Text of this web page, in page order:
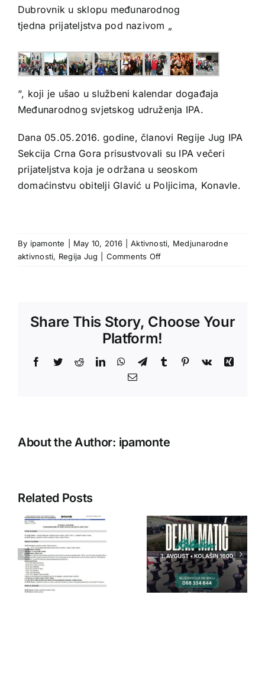
Dubrovnik u sklopu međunarodnog
tjedna prijateljstva pod nazivom „
“, koji je ušao u službeni kalendar događaja
Međunarodnog svjetskog udruženja IPA.
Dana 05.05.2016. godine, članovi Regije Jug IPA
Sekcija Crna Gora prisustvovali su IPA večeri
prijateljstva koja je održana u seoskom
domaćinstvu obitelji Glavić u Poljicima, Konavle.
By ipamonte May 10, 2016 Aktivnosti, Medjunarodne
aktivnosti, Regija Jug Comments Offon
okviru
međunarodne
prijateljstva
Weeks
Share This Story, Choose Your
Platform!
Facebook
TwitterRedditLinkedInWhatsApp
TelegramTumblr Pinterest
Vk
Xing
Email
About the Author: ipamonte
Related Posts
IPA Crna
Gora
IPA Crna
Gora